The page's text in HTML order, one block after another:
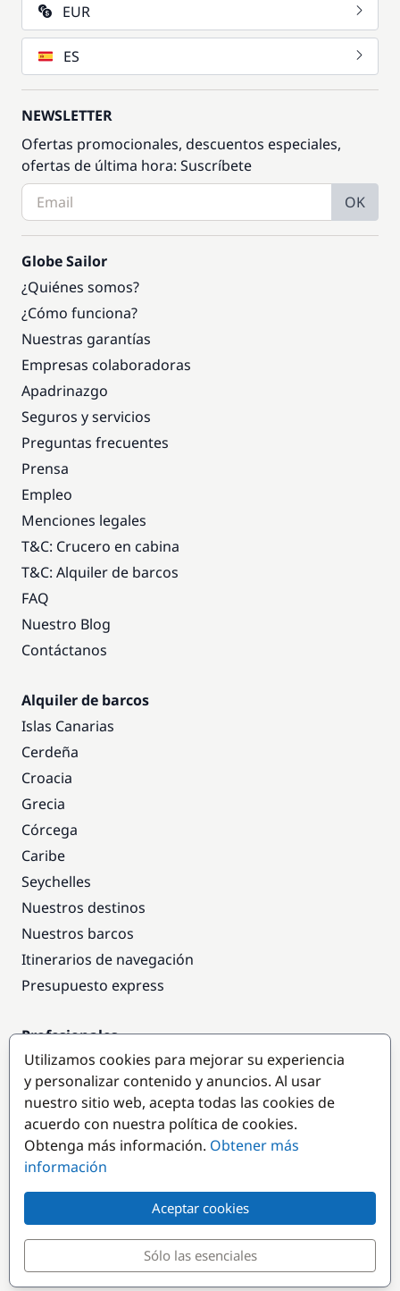
EUR
ES
NEWSLETTER
Ofertas promocionales, descuentos especiales,
ofertas de última hora: Suscríbete
OK
Globe Sailor
¿Quiénes somos?
¿Cómo funciona?
Nuestras garantías
Empresas colaboradoras
Apadrinazgo
Seguros y servicios
Preguntas frecuentes
Prensa
Empleo
Menciones legales
T&C: Crucero en cabina
T&C: Alquiler de barcos
FAQ
Nuestro Blog
Contáctanos
Alquiler de barcos
Islas Canarias
Cerdeña
Croacia
Grecia
Córcega
Caribe
Seychelles
Nuestros destinos
Nuestros barcos
Itinerarios de navegación
Presupuesto express
Profesionales
Acceso empresas
Colaborar como empresa
Destinos populares
Utilizamos cookies para mejorar su experiencia
y personalizar contenido y anuncios. Al usar
nuestro sitio web, acepta todas las cookies de
acuerdo con nuestra política de cookies.
Obtenga más información. Obtener más
información
Aceptar cookies
Sólo las esenciales